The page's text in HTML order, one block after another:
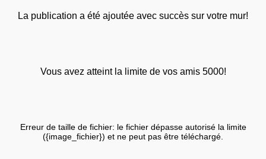
La publication a été ajoutée avec succès sur votre mur!
Vous avez atteint la limite de vos amis 5000!
Erreur de taille de fichier: le fichier dépasse autorisé la limite
({image_fichier}) et ne peut pas être téléchargé.